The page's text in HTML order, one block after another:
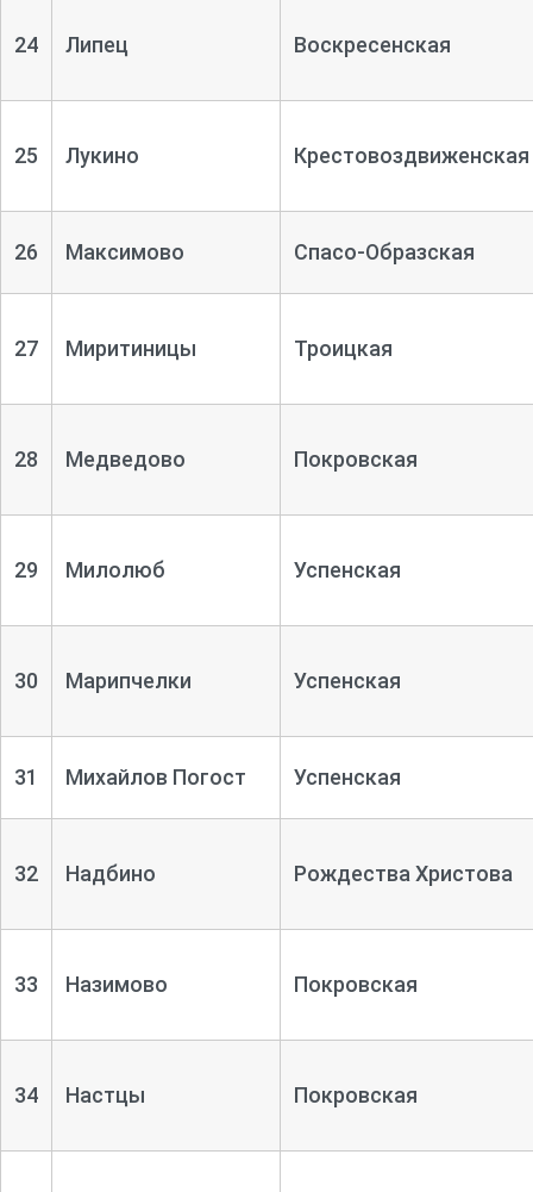
24 Липец Воскресенская
25 Лукино Крестовоздвиженская
26 Максимово Спасо-Образская
27 Миритиницы Троицкая
28 Медведово Покровская
29 Милолюб Успенская
30 Марипчелки Успенская
31 Михайлов Погост Успенская
32 Надбино Рождества Христова
33 Назимово Покровская
34 Настцы Покровская